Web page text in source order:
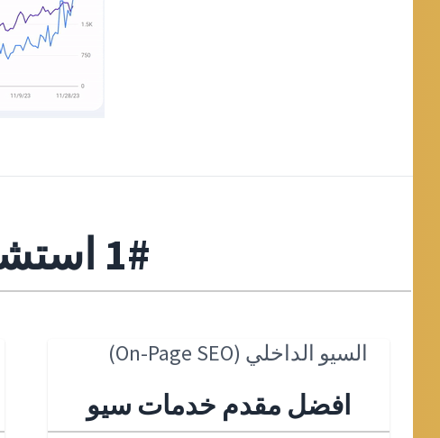
1# استشاري تحسين محركات البحث
السيو الداخلي (On-Page SEO)
افضل مقدم خدمات سيو